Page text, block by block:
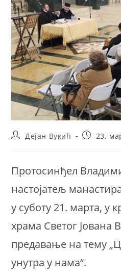
PostДејан Вукић
Post23.
Протосинђел
настојатељ
у суботу 21. марта, у
храма Светог Јована
предавање на тему
унутра у нама“.